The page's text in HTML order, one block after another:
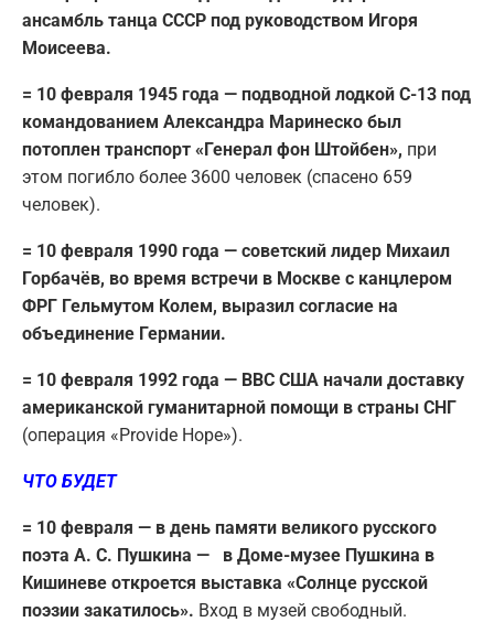
ансамбль танца СССР под руководством Игоря
Моисеева.
= 10 февраля 1945 года — подводной лодкой С-13 под
командованием Александра Маринеско был
потоплен транспорт «Генерал фон Штойбен», при
этом погибло более 3600 человек (спасено 659
человек).
= 10 февраля 1990 года — советский лидер Михаил
Горбачёв, во время встречи в Москве с канцлером
ФРГ Гельмутом Колем, выразил согласие на
объединение Германии.
= 10 февраля 1992 года — ВВС США начали доставку
американской гуманитарной помощи в страны СНГ
(операция «Provide Hope»).
ЧТО БУДЕТ
= 10 февраля — в день памяти великого русского
поэта А. С. Пушкина — в Доме-музее Пушкина в
Кишиневе откроется выставка «Солнце русской
поэзии закатилось». Вход в музей свободный.